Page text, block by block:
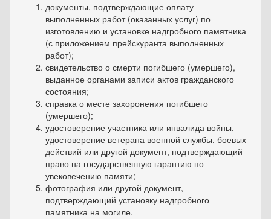
документы, подтверждающие оплату
выполненных работ (оказанных услуг) по
изготовлению и установке надгробного памятника
(с приложением прейскуранта выполненных
работ);
свидетельство о смерти погибшего (умершего),
выданное органами записи актов гражданского
состояния;
справка о месте захоронения погибшего
(умершего);
удостоверение участника или инвалида войны,
удостоверение ветерана военной службы, боевых
действий или другой документ, подтверждающий
право на государственную гарантию по
увековечению памяти;
фотография или другой документ,
подтверждающий установку надгробного
памятника на могиле.